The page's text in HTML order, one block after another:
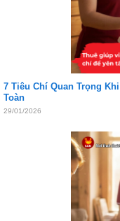
7 Tiêu Chí Quan Trọng
Toàn
29/01/2026